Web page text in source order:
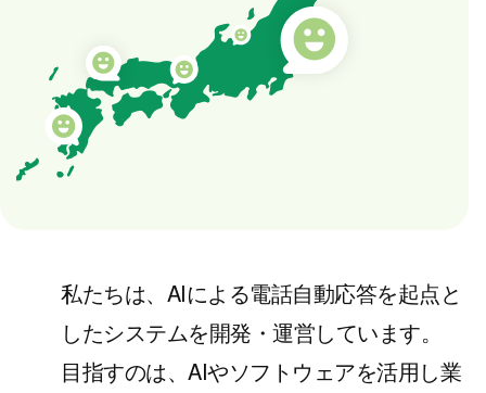
私たちは、AIによる電話自動応答を起点と
したシステムを開発・運営しています。
目指すのは、AIやソフトウェアを活用し業